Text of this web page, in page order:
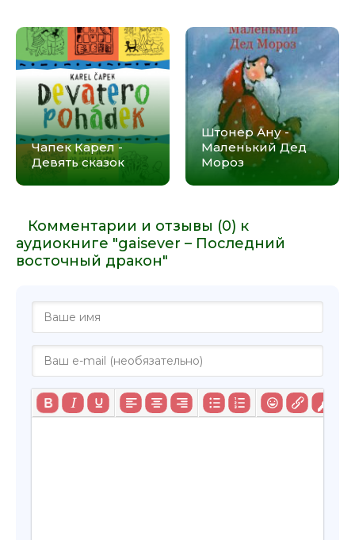
Чапек Карел -
Девять сказок
Штонер Ану -
Маленький Дед
Мороз
Комментарии и отзывы (0) к
аудиокниге "gaisever – Последний
восточный дракон"